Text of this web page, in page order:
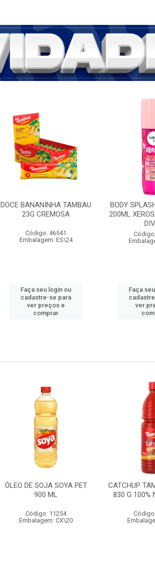
DOCE BANANINHA TAMBAU
23G CREMOSA
Código: 46541
Embalagem: ES\24
Faça seu login ou
cadastre-se para
ver preços e
comprar
BODY
200ML
Faça
ver
ÓLEO DE SOJA SOYA PET
900 ML
Código: 11254
Embalagem: CX\20
CATCHUP
830 G 100%